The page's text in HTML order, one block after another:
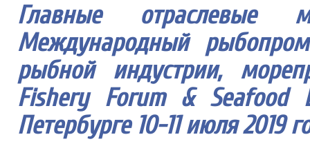
Главные отраслевые
Международный
рыбной индустрии,
Fishery Forum & Seafood
Петербурге 10-11 июля 2019